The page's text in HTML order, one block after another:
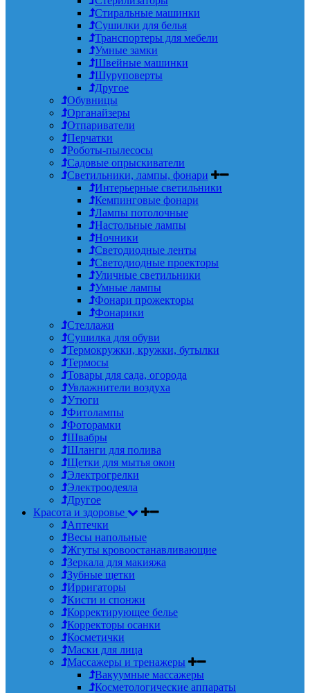
Стиральные машинки
Сушилки для белья
Транспортеры для мебели
Умные замки
Швейные машинки
Шуруповерты
Другое
Обувницы
Органайзеры
Отпариватели
Перчатки
Роботы-пылесосы
Садовые опрыскиватели
Светильники, лампы, фонари
Интерьерные светильники
Кемпинговые фонари
Лампы потолочные
Настольные лампы
Ночники
Светодиодные ленты
Светодиодные проекторы
Уличные светильники
Умные лампы
Фонари прожекторы
Фонарики
Стеллажи
Сушилка для обуви
Термокружки, кружки, бутылки
Термосы
Товары для сада, огорода
Увлажнители воздуха
Утюги
Фитолампы
Фоторамки
Швабры
Шланги для полива
Щетки для мытья окон
Электрогрелки
Электроодеяла
Другое
Красота и здоровье
Аптечки
Весы напольные
Жгуты кровоостанавливающие
Зеркала для макияжа
Зубные щетки
Ирригаторы
Кисти и спонжи
Корректирующее белье
Корректоры осанки
Косметички
Маски для лица
Массажеры и тренажеры
Вакуумные массажеры
Косметологические аппараты